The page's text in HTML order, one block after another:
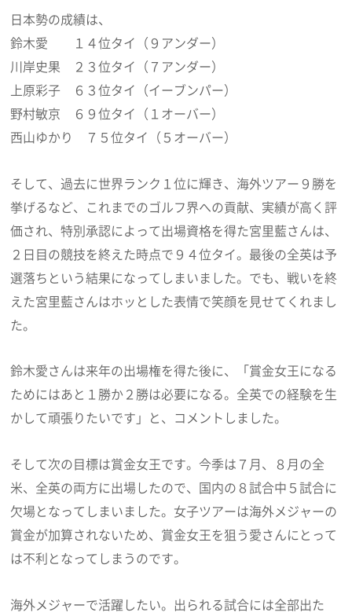
日本勢の成績は、
鈴木愛 １４位タイ（９アンダー）
川岸史果 ２３位タイ（７アンダー）
上原彩子 ６３位タイ（イーブンパー）
野村敏京 ６９位タイ（１オーバー）
西山ゆかり ７５位タイ（５オーバー）
そして、過去に世界ランク１位に輝き、海外ツアー９勝を
挙げるなど、これまでのゴルフ界への貢献、実績が高く評
価され、特別承認によって出場資格を得た宮里藍さんは、
２日目の競技を終えた時点で９４位タイ。最後の全英は予
選落ちという結果になってしまいました。でも、戦いを終
えた宮里藍さんはホッとした表情で笑顔を見せてくれまし
た。
鈴木愛さんは来年の出場権を得た後に、「賞金女王になる
ためにはあと１勝か２勝は必要になる。全英での経験を生
かして頑張りたいです」と、コメントしました。
そして次の目標は賞金女王です。今季は７月、８月の全
米、全英の両方に出場したので、国内の８試合中５試合に
欠場となってしまいました。女子ツアーは海外メジャーの
賞金が加算されないため、賞金女王を狙う愛さんにとって
は不利となってしまうのです。
海外メジャーで活躍したい。出られる試合には全部出た